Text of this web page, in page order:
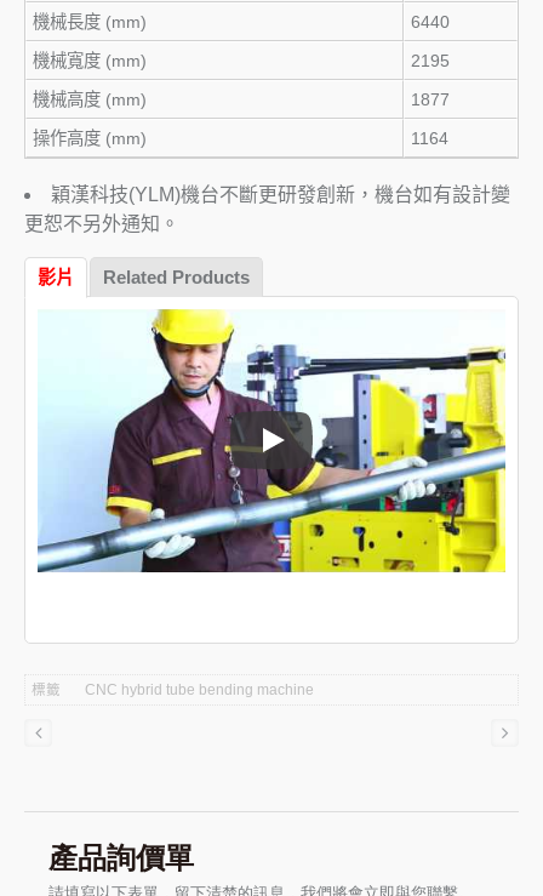
機械長度 (mm)
6440
機械寬度 (mm)
2195
機械高度 (mm)
1877
操作高度 (mm)
1164
穎漢科技(YLM)機台不斷更研發創新，機台如有設計變
更恕不另外通知。
影片 Related Products
全自動油電型彎管機
標籤 CNC hybrid tube bending machine